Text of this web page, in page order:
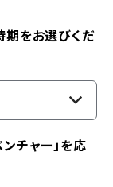
期をお選びくだ
チャー」を応